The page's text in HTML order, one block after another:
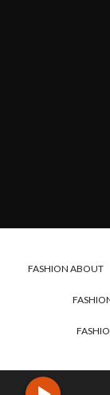
FASHION ABOUT